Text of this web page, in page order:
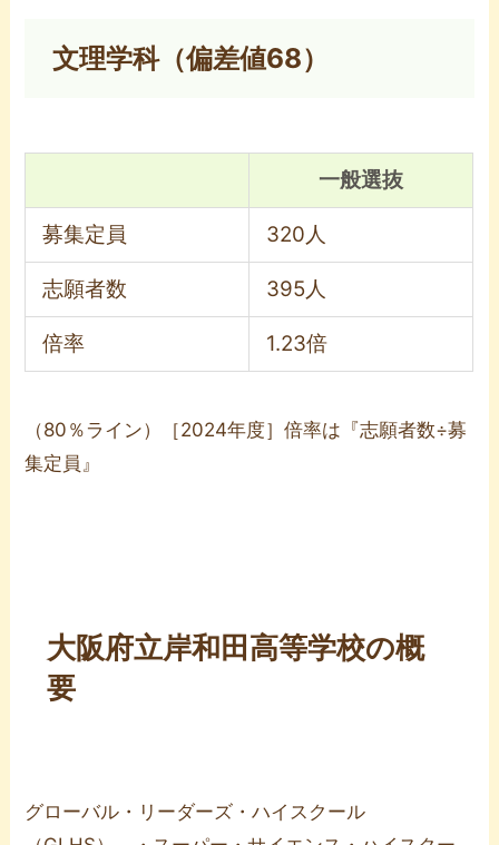
文理学科（偏差値68）
一般選抜
募集定員 320人
志願者数 395人
倍率 1.23倍
（80％ライン）［2024年度］倍率は『志願者数÷募
集定員』
大阪府立岸和田高等学校の概
要
グローバル・リーダーズ・ハイスクール